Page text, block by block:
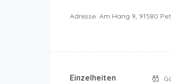
Adresse: Am Hang 9, 91580
Einzelheiten